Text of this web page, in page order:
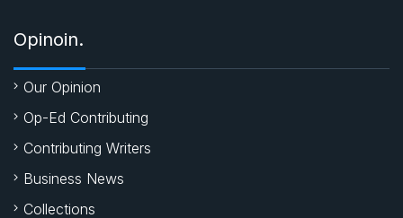
Opinoin.
Our Opinion
Op-Ed Contributing
Contributing Writers
Business News
Collections